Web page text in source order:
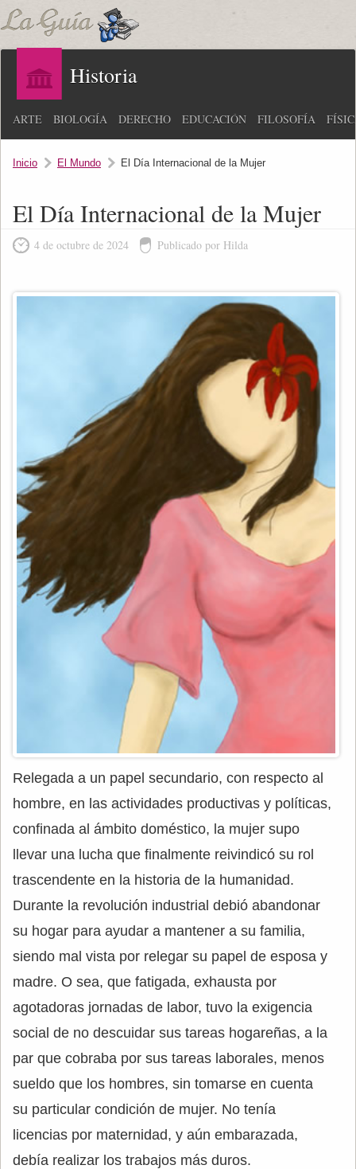
Historia
ARTE BIOLOGÍA DERECHO EDUCACIÓN FILOSOFÍA
Inicio El Mundo El Día Internacional de la Mujer
El Día Internacional de la Mujer
4 de octubre de 2024 Publicado por Hilda
Relegada a un papel secundario, con respecto al
hombre, en las actividades productivas y políticas,
confinada al ámbito doméstico, la mujer supo
llevar una lucha que finalmente reivindicó su rol
trascendente en la historia de la humanidad.
Durante la revolución industrial debió abandonar
su hogar para ayudar a mantener a su familia,
siendo mal vista por relegar su papel de esposa y
madre. O sea, que fatigada, exhausta por
agotadoras jornadas de labor, tuvo la exigencia
social de no descuidar sus tareas hogareñas, a la
par que cobraba por sus tareas laborales, menos
sueldo que los hombres, sin tomarse en cuenta
su particular condición de mujer. No tenía
licencias por maternidad, y aún embarazada,
debía realizar los trabajos más duros.